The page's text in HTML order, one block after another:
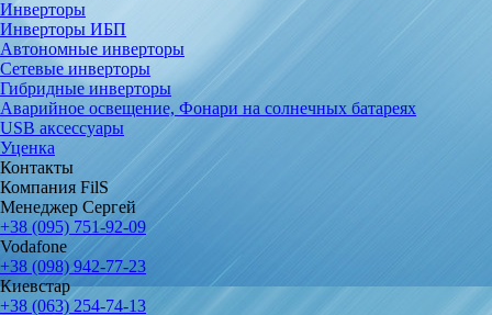
Инверторы
Инверторы ИБП
Автономные инверторы
Сетевые инверторы
Гибридные инверторы
Аварийное освещение, Фонари на солнечных батареях
USB аксессуары
Уценка
Контакты
Компания FilS
Менеджер Сергей
+38 (095) 751-92-09
Vodafone
+38 (098) 942-77-23
Киевстар
+38 (063) 254-74-13